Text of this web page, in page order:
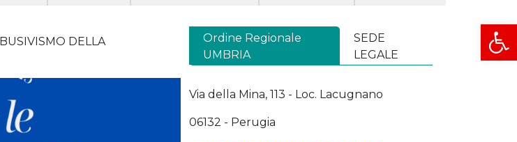
Apri
DELLA
Ordine Regionale
UMBRIA
SEDE
LEGALE
Via della Mina, 113 - Loc. Lacugnano
06132 - Perugia